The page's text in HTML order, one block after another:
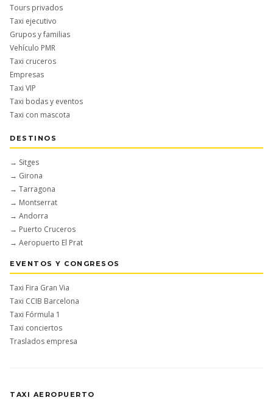
Tours privados
Taxi ejecutivo
Grupos y familias
Vehículo PMR
Taxi cruceros
Empresas
Taxi VIP
Taxi bodas y eventos
Taxi con mascota
DESTINOS
→ Sitges
→ Girona
→ Tarragona
→ Montserrat
→ Andorra
→ Puerto Cruceros
→ Aeropuerto El Prat
EVENTOS Y CONGRESOS
Taxi Fira Gran Via
Taxi CCIB Barcelona
Taxi Fórmula 1
Taxi conciertos
Traslados empresa
TAXI AEROPUERTO